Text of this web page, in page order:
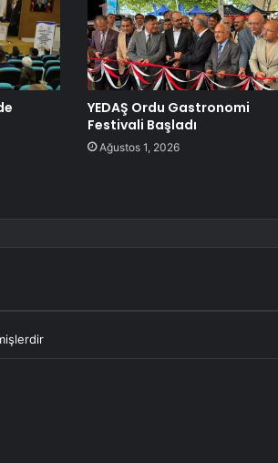
YEDAŞ Ordu Gastronomi
Festivali Başladı
Ağustos 1, 2026